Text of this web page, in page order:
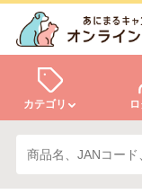
カテゴリ
犬
ログイン